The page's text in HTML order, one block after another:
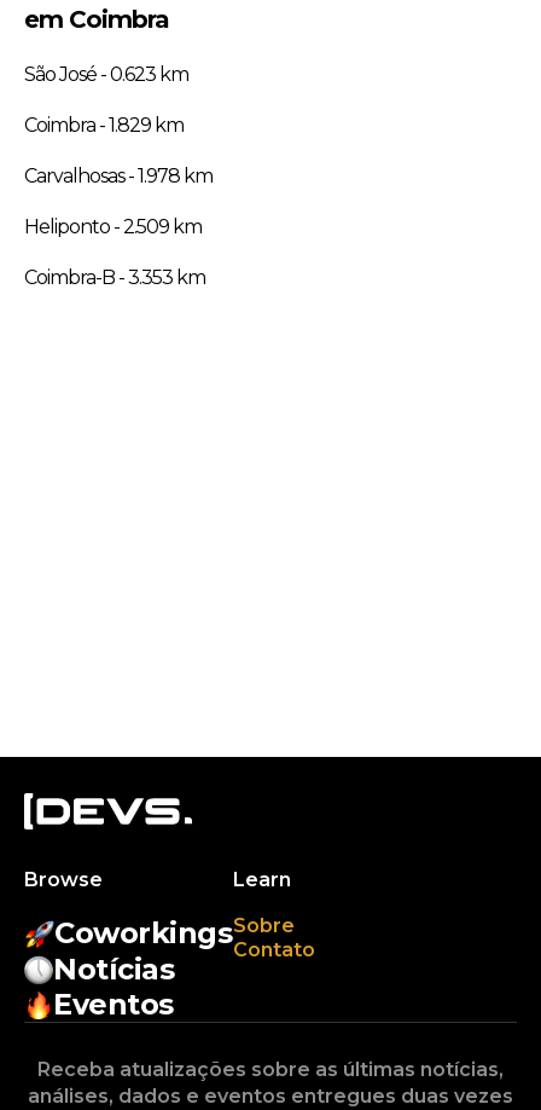
em Coimbra
São José - 0.623 km
Coimbra - 1.829 km
Carvalhosas - 1.978 km
Heliponto - 2.509 km
Coimbra-B - 3.353 km
Browse
Coworkings
Notícias
Eventos
Learn
Sobre
Contato
Receba atualizações sobre as últimas notícias,
análises, dados e eventos entregues duas vezes